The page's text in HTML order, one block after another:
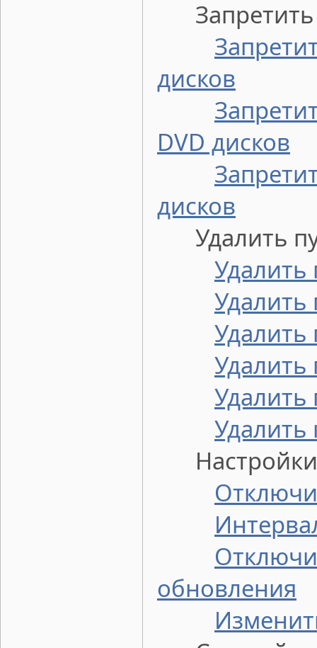
Запретить
дисков
DVD дисков
дисков
Удалить
Удалить
Удалить
Удалить
Удалить
Удалить
Настройки
обновления